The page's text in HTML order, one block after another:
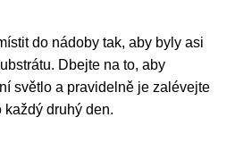
do nádoby tak, aby byly asi
Dbejte na to, aby
světlo a pravidelně je zalévejte
druhý den.